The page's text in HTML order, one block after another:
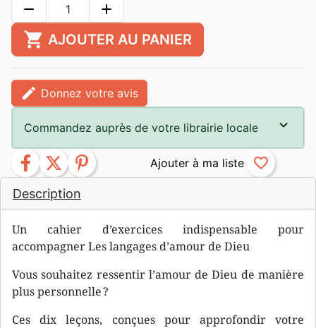
Description
Un cahier d’exercices indispensable pour
accompagner Les langages d’amour de Dieu
Vous souhaitez ressentir l’amour de Dieu de manière
plus personnelle ?
Ces dix leçons, conçues pour approfondir votre
remove add
shopping_cart AJOUTER AU PANIER
edit Donnez votre avis
Commandez auprès de votre librairie locale
facebook twitter pinterest favorite_border